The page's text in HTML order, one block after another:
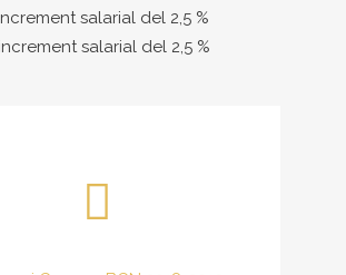
salarial del 2,5 %
salarial del 2,5 %